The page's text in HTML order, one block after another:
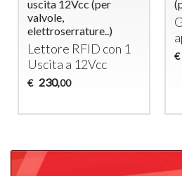
Portes avec Serrures
Électriques 12Vcc –
Système d’Ouverture
Temporisée
Monnayeur pour 3
Portes